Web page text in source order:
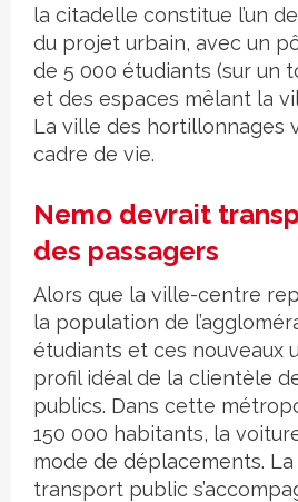
la citadelle constitue l’un
du projet urbain, avec un
de 5 000 étudiants (sur un
et des espaces mêlant la
La ville des hortillonnages
cadre de vie.
Nemo devrait
des passagers
Alors que la ville-centre
la population de
étudiants et ces nouveaux
profil idéal de la clientèle
publics. Dans cette
150 000 habitants, la
mode de déplacements.
transport public